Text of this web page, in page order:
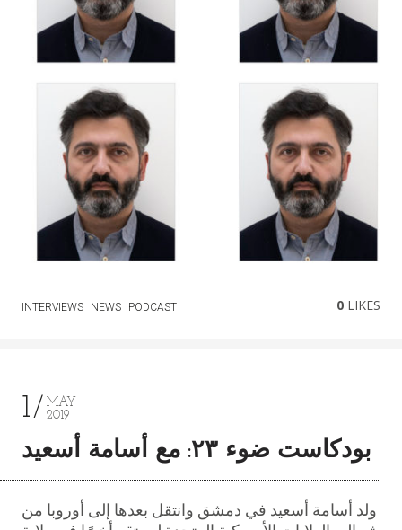
INTERVIEWS NEWS PODCAST 0 LIKES
1
MAY
2019
بودكاست ضوء ٢٣: مع أسامة أسعيد
ولد أسامة أسعيد في دمشق وانتقل بعدها إلى أوروبا من